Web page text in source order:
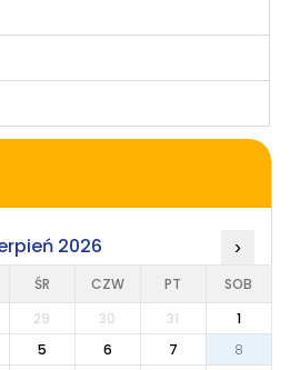
2026 ›
ŚR CZW PT
SOB
29 30 31
1
5 6 7
8